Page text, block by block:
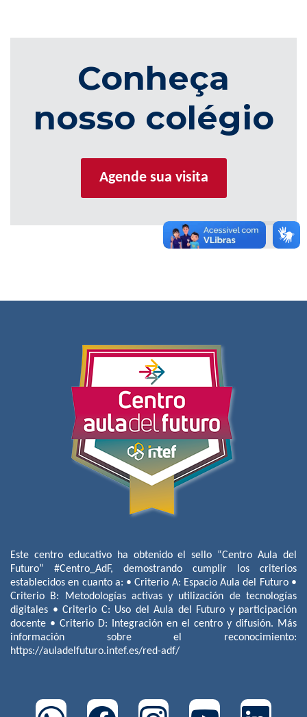
Conheça
nosso colégio
Agende sua visita
Este centro educativo ha obtenido el sello “Centro Aula del
Futuro” #Centro_AdF, demostrando cumplir los criterios
establecidos en cuanto a: • Criterio A: Espacio Aula del Futuro •
Criterio B: Metodologías activas y utilización de tecnologías
digitales • Criterio C: Uso del Aula del Futuro y participación
docente • Criterio D: Integración en el centro y difusión. Más
información sobre el reconocimiento:
https://auladelfuturo.intef.es/red-adf/